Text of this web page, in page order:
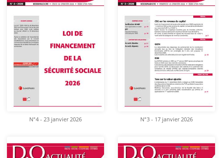
N°4 - 23 janvier 2026 N°3 - 17 janvier 2026